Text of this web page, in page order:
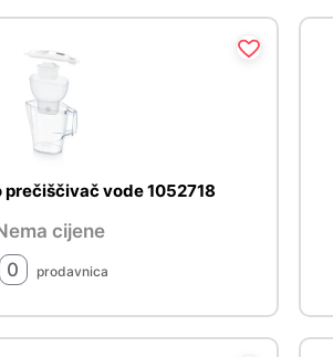
prečiščivač vode 1052718
cijene
0
prodavnica